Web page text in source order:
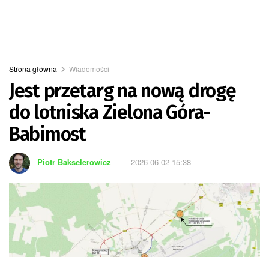
Strona główna Wiadomości
Jest przetarg na nową drogę
do lotniska Zielona Góra-
Babimost
Piotr Bakselerowicz 2026-06-02 15:38